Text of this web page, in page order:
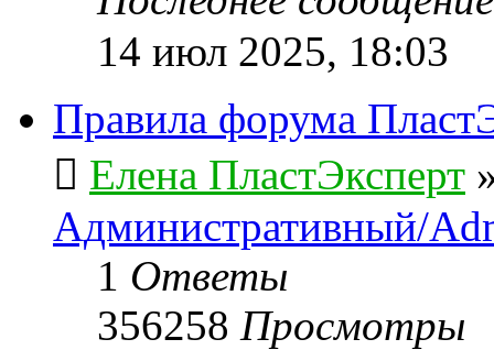
14 июл 2025, 18:03
Правила форума
Елена ПластЭксперт
Административный/
1 Ответы
356258 Просмотры